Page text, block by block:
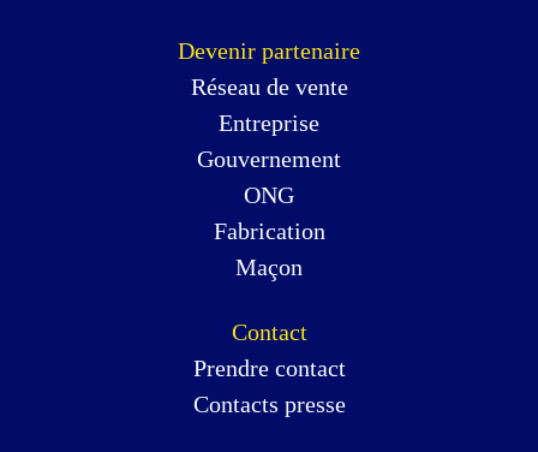
Devenir partenaire
Réseau de vente
Entreprise
Gouvernement
ONG
Fabrication
Maçon
Contact
Prendre contact
Contacts presse